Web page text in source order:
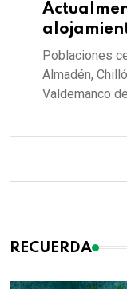
Poblaciones
Almadén,
Valdemanco
RECUERDA